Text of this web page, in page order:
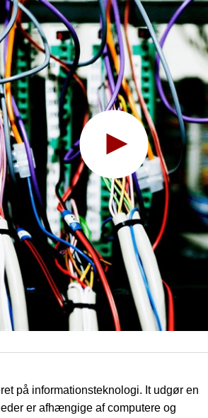
denne funktion kræver
dit cookie-samtykke til at tillade
på informationsteknologi. It udgør en
er afhængige af computere og